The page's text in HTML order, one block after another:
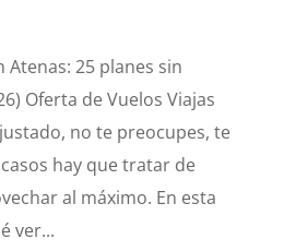
Atenas: 25 planes sin
Oferta de Vuelos Viajas
no te preocupes, te
hay que tratar de
al máximo. En esta
ver...